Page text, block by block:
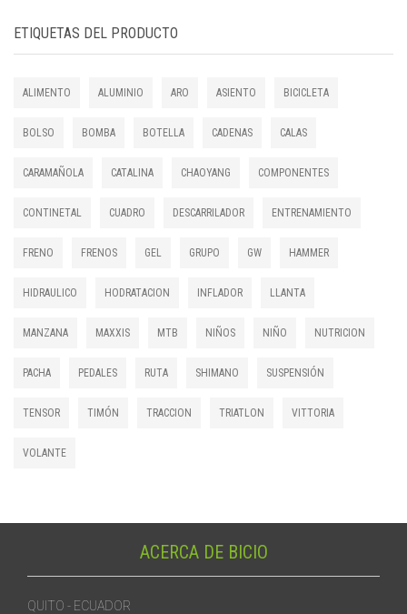
ETIQUETAS DEL PRODUCTO
ALIMENTO ALUMINIO ARO ASIENTO BICICLETA
BOLSO BOMBA BOTELLA CADENAS CALAS
CARAMAÑOLA CATALINA CHAOYANG COMPONENTES
CONTINETAL CUADRO DESCARRILADOR ENTRENAMIENTO
FRENO FRENOS GEL GRUPO GW HAMMER
HIDRAULICO HODRATACION INFLADOR LLANTA
MANZANA MAXXIS MTB NIÑOS NIÑO NUTRICION
PACHA PEDALES RUTA SHIMANO SUSPENSIÓN
TENSOR TIMÓN TRACCION TRIATLON VITTORIA
VOLANTE
ACERCA DE BICIO
QUITO - ECUADOR